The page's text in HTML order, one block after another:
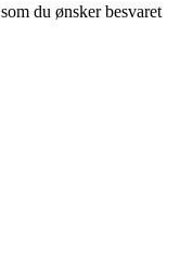
du ønsker besvaret